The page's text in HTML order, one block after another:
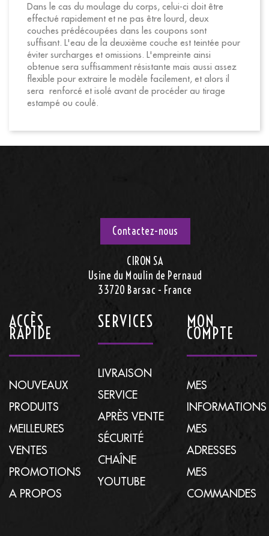
Dans le cas du moulage du corps, celui-ci doit être
effectué rapidement et ne pas être lourd, deux
couches prédécoupées dans les coupons sont
suffisant. L'eau de la deuxième couche est teintée pour
éviter surcharges et omissions. L'empreinte ainsi
obtenue sera suffisamment résistante mais aussi assez
flexible pour extraire le modèle facilement, et alors il
sera renforcé et isolé avant de procéder au tirage
estampé ou coulé.
Contactez-nous
CIRON SA
Usine du Moulin de Pernaud
33720 Barsac - France
ACCÈS
RAPIDE
NOUVEAUX
PRODUITS
MEILLEURES
VENTES
PROMOTIONS
A PROPOS
SERVICES
LIVRAISON
SERVICE
APRÈS VENTE
SÉCURITÉ
CHAÎNE
YOUTUBE
MON
COMPTE
MES
INFORMATIONS
MES
ADRESSES
MES
COMMANDES